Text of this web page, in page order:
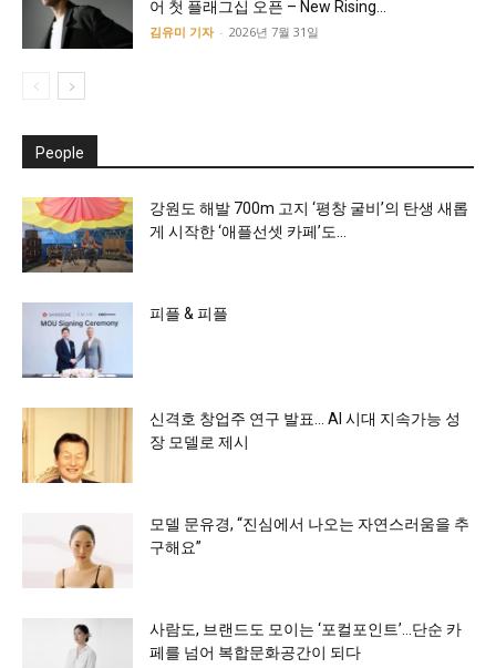
어 첫 플래그십 오픈 – New Rising...
김유미 기자 - 2026년 7월 31일
People
강원도 해발 700m 고지 ‘평창 굴비’의 탄생 새롭
게 시작한 ‘애플선셋 카페’도...
피플 & 피플
신격호 창업주 연구 발표… AI 시대 지속가능 성
장 모델로 제시
모델 문유경, “진심에서 나오는 자연스러움을 추
구해요”
사람도, 브랜드도 모이는 ‘포컬포인트’…단순 카
페를 넘어 복합문화공간이 되다